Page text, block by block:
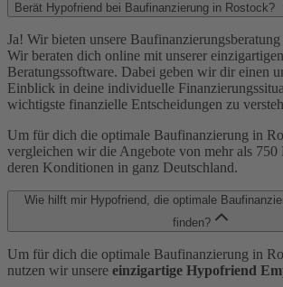
Berät Hypofriend bei Baufinanzierung in Rostock?
Ja! Wir bieten unsere
Wir beraten dich online mit unserer
Beratungssoftware. Dabei geben wir dir einen
Einblick in deine individuelle
wichtigste finanzielle Entscheidungen zu
Um für dich die optimale Baufinanzierung in
vergleichen wir die Angebote von mehr als 750
deren Konditionen in ganz Deutschland.
Wie hilft mir Hypofriend, die optimale
finden?
Um für dich die optimale Baufinanzierung in
nutzen wir unsere einzigartige Hypofriend